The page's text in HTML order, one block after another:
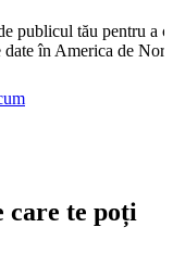
publicul tău pentru a
date în America de
care te poți